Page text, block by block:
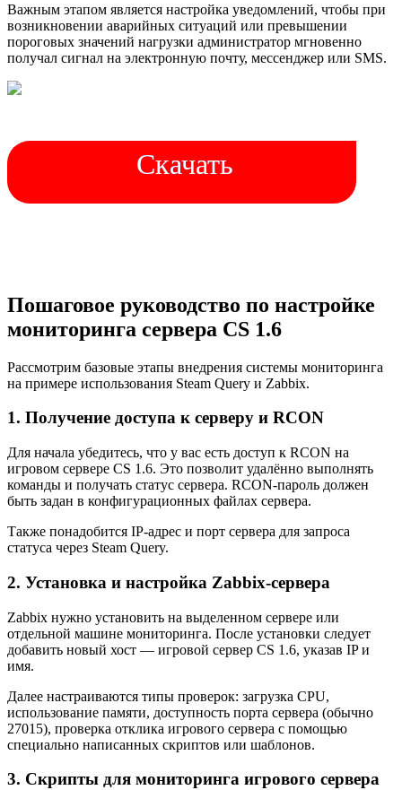
Важным этапом является настройка уведомлений, чтобы при
возникновении аварийных ситуаций или превышении
пороговых значений нагрузки администратор мгновенно
получал сигнал на электронную почту, мессенджер или SMS.
Скачать
Пошаговое руководство по настройке
мониторинга сервера CS 1.6
Рассмотрим базовые этапы внедрения системы мониторинга
на примере использования Steam Query и Zabbix.
1. Получение доступа к серверу и RCON
Для начала убедитесь, что у вас есть доступ к RCON на
игровом сервере CS 1.6. Это позволит удалённо выполнять
команды и получать статус сервера. RCON-пароль должен
быть задан в конфигурационных файлах сервера.
Также понадобится IP-адрес и порт сервера для запроса
статуса через Steam Query.
2. Установка и настройка Zabbix-сервера
Zabbix нужно установить на выделенном сервере или
отдельной машине мониторинга. После установки следует
добавить новый хост — игровой сервер CS 1.6, указав IP и
имя.
Далее настраиваются типы проверок: загрузка CPU,
использование памяти, доступность порта сервера (обычно
27015), проверка отклика игрового сервера с помощью
специально написанных скриптов или шаблонов.
3. Скрипты для мониторинга игрового сервера